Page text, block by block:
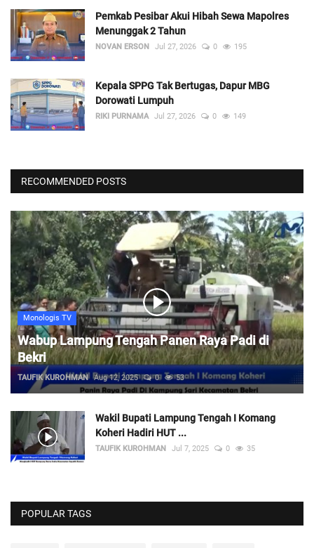
Pemkab Pesibar Akui Hibah Sewa Mapolres
Menunggak 2 Tahun
NOVAN ERSON Jul 27, 2026 0 195
Kepala SPPG Tak Bertugas, Dapur MBG
Dorowati Lumpuh
RIKI PURNAMA Jul 27, 2026 0 149
RECOMMENDED POSTS
Monologis TV
Wabup Lampung Tengah Panen Raya Padi di
Bekri
TAUFIK KUROHMAN Aug 12, 2025 0 53
Wakil Bupati Lampung Tengah I Komang
Koheri Hadiri HUT ...
TAUFIK KUROHMAN Jul 7, 2025 0 35
POPULAR TAGS